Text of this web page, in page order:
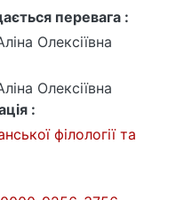
перевага :
Олексіївна
Олексіївна
:
філології та